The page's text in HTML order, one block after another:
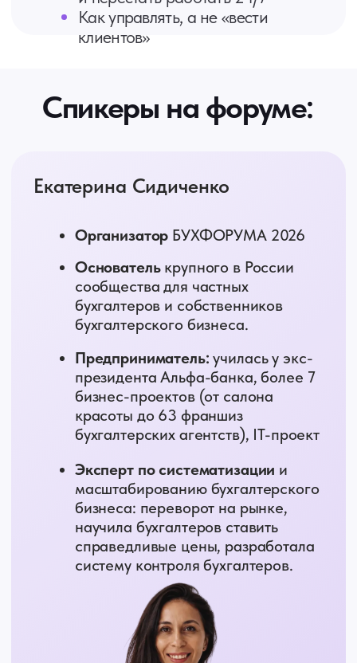
Куда движется налоговая политика
и почему контроль бизнеса будет
усиливаться
Как цифровизация ФНС меняет
подход к проверкам и налоговой
Какие изменения 2027–2030
повлияют на бизнес и
бухгалтерский рынок
2030: новые правила игры для
МИНЭКО
«Договор
на бухгалтерское обслуживание»
и «Выход из операционки»
Защитил и сохранилболее 5 млрд
₽ клиентам компании
Участвовал в600+ налоговых
проверках
Налоговый консультант,эксперт
по налогам и налоговой
безопасности
Владелецкомпании «Шумейко и
Дмитрий Шумейко